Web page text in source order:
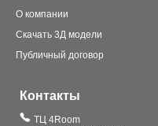
О компании
Скачать 3Д модели
Публичный договор
Контакты
ТЦ 4Room